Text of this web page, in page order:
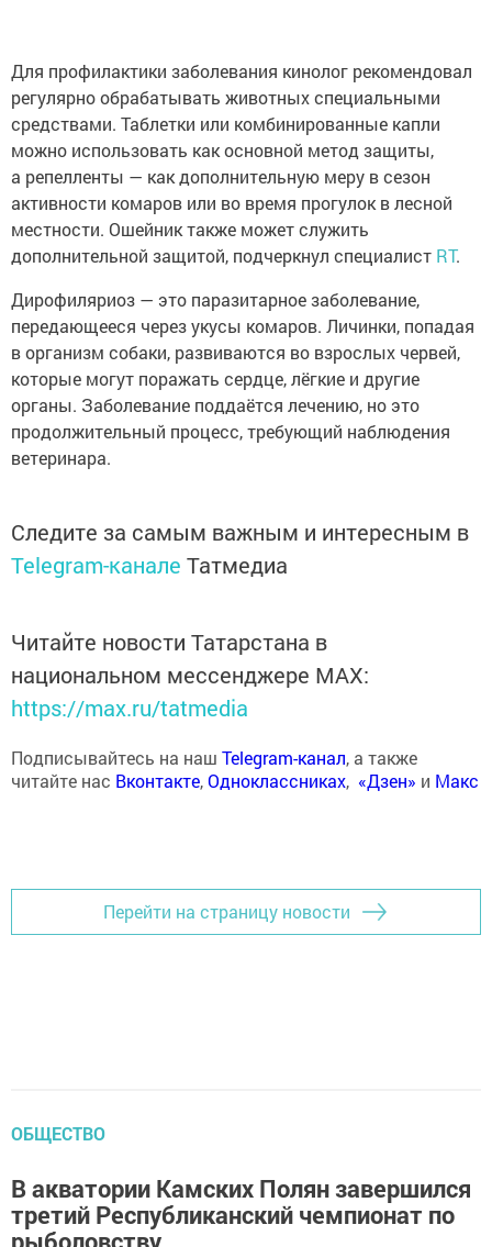
Для профилактики заболевания кинолог рекомендовал
регулярно обрабатывать животных специальными
средствами. Таблетки или комбинированные капли
можно использовать как основной метод защиты,
а репелленты — как дополнительную меру в сезон
активности комаров или во время прогулок в лесной
местности. Ошейник также может служить
дополнительной защитой, подчеркнул специалист RT.
Дирофиляриоз — это паразитарное заболевание,
передающееся через укусы комаров. Личинки, попадая
в организм собаки, развиваются во взрослых червей,
которые могут поражать сердце, лёгкие и другие
органы. Заболевание поддаётся лечению, но это
продолжительный процесс, требующий наблюдения
ветеринара.
Следите за самым важным и интересным в
Telegram-канале Татмедиа
Читайте новости Татарстана в
национальном мессенджере MАХ:
https://max.ru/tatmedia
Подписывайтесь на наш Telegram-канал, а также
читайте нас Вконтакте,Одноклассниках, «Дзен» и Макс
Перейти на страницу новости
ОБЩЕСТВО
В акватории Камских Полян завершился
третий Республиканский чемпионат по
рыболовству